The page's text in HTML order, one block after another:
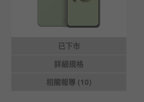
已下市
詳細規格
相關報導 (10)